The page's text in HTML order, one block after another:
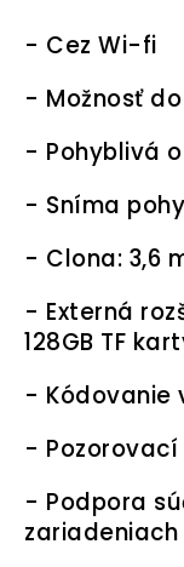
- Cez Wi-fi
- Možnosť
- Pohyblivá
- Sníma
- Clona: 3,6
- Externá
128GB TF
- Kódovanie
-
- Podpora
zariadeniach